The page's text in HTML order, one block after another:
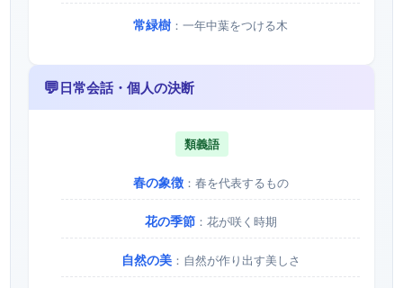
常緑樹 ：一年中葉をつける木
💬日常会話・個人の決断
類義語
春の象徴：春を代表するもの
花の季節：花が咲く時期
自然の美：自然が作り出す美しさ